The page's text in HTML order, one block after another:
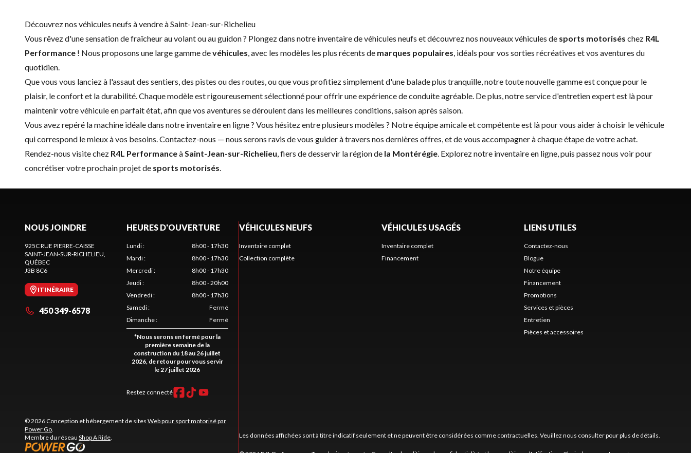
Découvrez nos véhicules neufs à vendre à Saint-Jean-sur-Richelieu
Vous rêvez d'une sensation de fraîcheur au volant ou au guidon ? Plongez dans notre inventaire de véhicules neufs et découvrez nos nouveaux véhicules de sports motorisés chez R4L
Performance ! Nous proposons une large gamme devéhicules , avec les modèles les plus récents de marques populaires , idéals pour vos sorties récréatives et vos aventures du
quotidien.
Que vous vous lanciez à l'assaut des sentiers, des pistes ou des routes, ou que vous profitiez simplement d'une balade plus tranquille, notre toute nouvelle gamme est conçue pour le
plaisir, le confort et la durabilité. Chaque modèle est rigoureusement sélectionné pour offrir une expérience de conduite agréable. De plus, notre service d'entretien expertest là pour
maintenir votre véhicule en parfait état, afin que vos aventures se déroulent dans les meilleures conditions, saison après saison.
Vous avez repéré la machine idéale dans notre inventaire en ligne ? Vous hésitez entre plusieurs modèles ? Notre équipe amicale et compétente est là pour vous aider à choisir le véhicule
qui correspond le mieux à vos besoins. Contactez-nous — nous serons ravis de vous guider à travers nos dernières offres, et de vous accompagner à chaque étape de votre achat.
Rendez-nous visite chez R4L Performanceà Saint-Jean-sur-Richelieu , fiers de desservir la région de la Montérégie . Explorez notre inventaire en ligne, puis passez nous voir pour
concrétiser votre prochain projet de sports motorisés
NOUS JOINDRE
925C RUE PIERRE-CAISSE
SAINT-JEAN-SUR-RICHELIEU
QUÉBEC
J3B 8C6
ITINÉRAIRE
450 349-6578
HEURES D'OUVERTURE
Lundi:
8h00 - 17h30
Mardi:
8h00 - 17h30
Mercredi:
8h00 - 17h30
Jeudi:
8h00 - 20h00
Vendredi:
8h00 - 17h30
Samedi:
Fermé
Dimanche: Fermé
*Nous serons en fermé pour la
première semaine de la
construction du 18 au 26 juillet
2026, de retour pour vous servir
le 27 juillet 2026
Restez connecté
© 2026 Conception et hébergement de sites Web pour sport motorisé par
Power Go
Membre du réseau Shop A Ride
VÉHICULES NEUFS
Inventaire complet
Collection complète
VÉHICULES USAGÉS
Inventaire complet
Financement
LIENS UTILES
Contactez-nous
Blogue
Notre équipe
Financement
Promotions
Services et pièces
Entretien
Pièces et accessoires
Les données affichées sont à titre indicatif seulement et ne peuvent être considérées comme contractuelles. Veuillez nous consulter pour plus de détails.